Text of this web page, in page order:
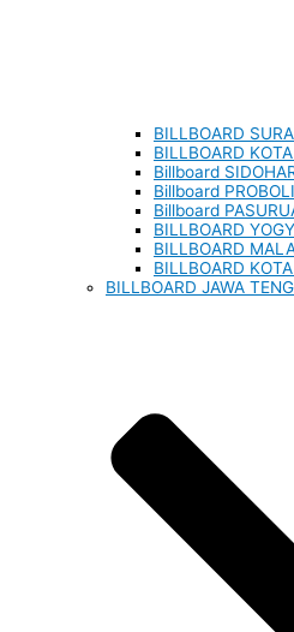
BILLBOARD
BILLBOARD
Billboard
Billboard
Billboard
BILLBOARD
BILLBOARD
BILLBOARD
BILLBOARD JAWA